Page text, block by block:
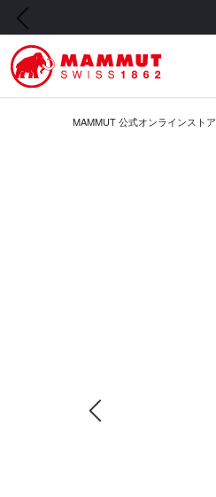
前の画像
MAMMUT 公式オンラインストア